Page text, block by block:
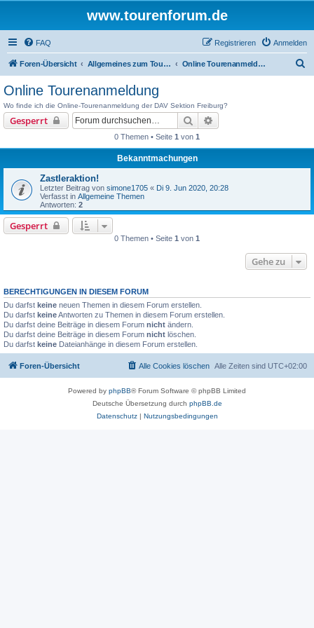
www.tourenforum.de
FAQ Anmelden
Registrieren
Foren-Übersicht Allgemeines zum Tourenforum Online Tourenanmeldung
Online Tourenanmeldung
Wo finde ich die Online-Tourenanmeldung der DAV Sektion Freiburg?
Gesperrt Suche
0 Themen • Seite 1 von 1
Bekanntmachungen
Zastleraktion!
Letzter Beitrag von simone1705 « Di 9. Jun 2020, 20:28
Verfasst in Allgemeine Themen
Antworten: 2
Gesperrt
0 Themen • Seite 1 von 1
Gehe zu
BERECHTIGUNGEN IN DIESEM FORUM
Du darfst keine neuen Themen in diesem Forum erstellen.
Du darfst keineAntworten zu Themen in diesem Forum erstellen.
Du darfst deine Beiträge in diesem Forum nicht ändern.
Du darfst deine Beiträge in diesem Forum nicht löschen.
Du darfst keine Dateianhänge in diesem Forum erstellen.
Foren-Übersicht Alle Zeiten sind UTC+02:00
Alle Cookies löschen
Powered by phpBB® Forum Software © phpBB Limited
Deutsche Übersetzung durch phpBB.de
Datenschutz| Nutzungsbedingungen